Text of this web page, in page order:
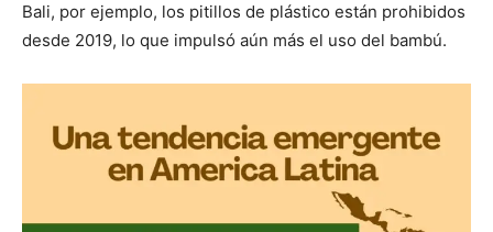
Bali, por ejemplo, los pitillos de plástico están prohibidos
desde 2019, lo que impulsó aún más el uso del bambú.